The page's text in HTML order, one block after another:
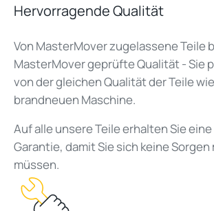
Hervorragende Qualität
Von MasterMoverzugelassene Teile
MasterMovergeprüfte Qualität - Sie
von der gleichen Qualität der Teile
brandneuen Maschine.
Auf alle unsere Teile erhalten Sie
Garantie, damit Sie sich keine Sorgen
müssen.